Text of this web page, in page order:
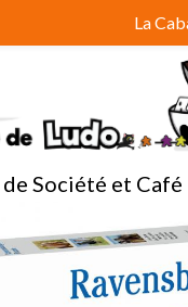
Société et
La